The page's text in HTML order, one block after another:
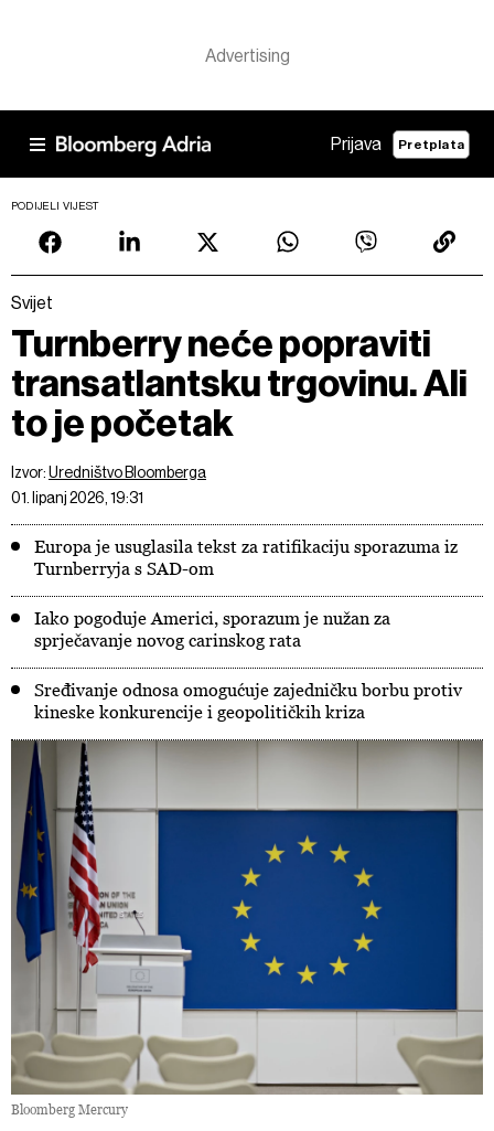
Prijava Pretplata
PODIJELI VIJEST
Svijet
Turnberry neće popraviti
transatlantsku trgovinu. Ali
to je početak
Izvor:Uredništvo Bloomberga
01. lipanj 2026, 19:31
Europa je usuglasila tekst za ratifikaciju sporazuma iz
Turnberryja s SAD-om
Iako pogoduje Americi, sporazum je nužan za
sprječavanje novog carinskog rata
Sređivanje odnosa omogućuje zajedničku borbu protiv
kineske konkurencije i geopolitičkih kriza
Bloomberg Mercury